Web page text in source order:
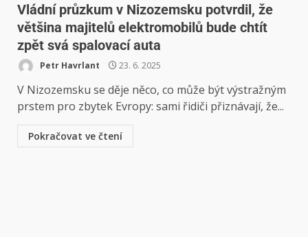
Vládní průzkum v Nizozemsku potvrdil, že
většina majitelů elektromobilů bude chtít
zpět svá spalovací auta
Petr Havrlant 23. 6. 2025
V Nizozemsku se děje něco, co může být výstražným
prstem pro zbytek Evropy: sami řidiči přiznávají, že...
Pokračovat ve čtení